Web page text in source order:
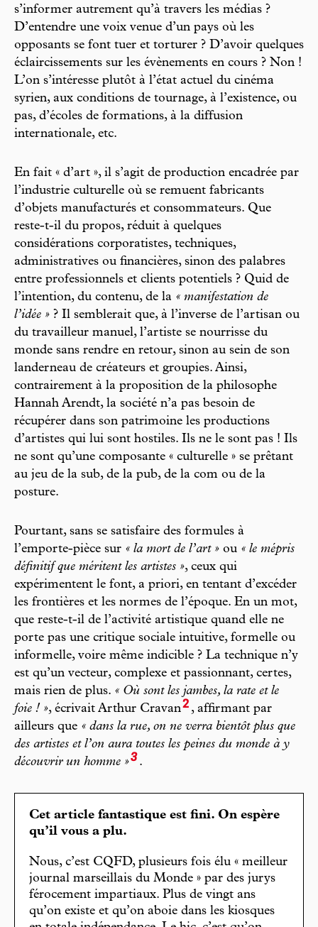
s’informer autrement qu’à travers les médias ?
D’entendre une voix venue d’un pays où les
opposants se font tuer et torturer ? D’avoir quelques
éclaircissements sur les évènements en cours ? Non !
L’on s’intéresse plutôt à l’état actuel du cinéma
syrien, aux conditions de tournage, à l’existence, ou
pas, d’écoles de formations, à la diffusion
internationale, etc.
En fait « d’art », il s’agit de production encadrée par
l’industrie culturelle où se remuent fabricants
d’objets manufacturés et consommateurs. Que
reste-t-il du propos, réduit à quelques
considérations corporatistes, techniques,
administratives ou financières, sinon des palabres
entre professionnels et clients potentiels ? Quid de
l’intention, du contenu, de la « manifestation de
l’idée » ? Il semblerait que, à l’inverse de l’artisan ou
du travailleur manuel, l’artiste se nourrisse du
monde sans rendre en retour, sinon au sein de son
landerneau de créateurs et groupies. Ainsi,
contrairement à la proposition de la philosophe
Hannah Arendt, la société n’a pas besoin de
récupérer dans son patrimoine les productions
d’artistes qui lui sont hostiles. Ils ne le sont pas ! Ils
ne sont qu’une composante « culturelle » se prêtant
au jeu de la sub, de la pub, de la com ou de la
posture.
Pourtant, sans se satisfaire des formules à
l’emporte-pièce sur « la mort de l’art » ou « le mépris
définitif que méritent les artistes », ceux qui
expérimentent le font, a priori, en tentant d’excéder
les frontières et les normes de l’époque. En un mot,
que reste-t-il de l’activité artistique quand elle ne
porte pas une critique sociale intuitive, formelle ou
informelle, voire même indicible ? La technique n’y
est qu’un vecteur, complexe et passionnant, certes,
mais rien de plus. « Où sont les jambes, la rate et le
foie ! », écrivait Arthur Cravan2 , affirmant par
ailleurs que « dans la rue, on ne verra bientôt plus que
des artistes et l’on aura toutes les peines du monde à y
découvrir un homme »3.
Cet article fantastique est fini. On espère
qu’il vous a plu.
Nous, c’est CQFD, plusieurs fois élu « meilleur
journal marseillais du Monde » par des jurys
férocement impartiaux. Plus de vingt ans
qu’on existe et qu’on aboie dans les kiosques